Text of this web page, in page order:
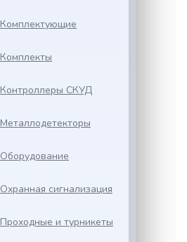
Комплектующие
Комплекты
Контроллеры СКУД
Металлодетекторы
Оборудование
Охранная сигнализация
Проходные и турникеты